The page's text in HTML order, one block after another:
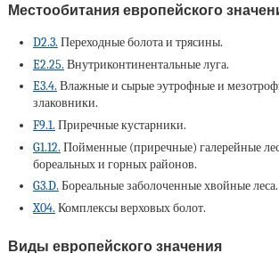
Местообитания европейского
D2.3. Переходные болота и трясины.
E2.25. Внутриконтинентальные луга.
E3.4. Влажные и сырые эутрофные и
злаковники.
F9.1. Приречные кустарники.
G1.12. Пойменные (приречные) галерейные
бореальных и горных районов.
G3.D. Бореальные заболоченные хвойные леса.
X04. Комплексы верховых болот.
Виды европейского значения